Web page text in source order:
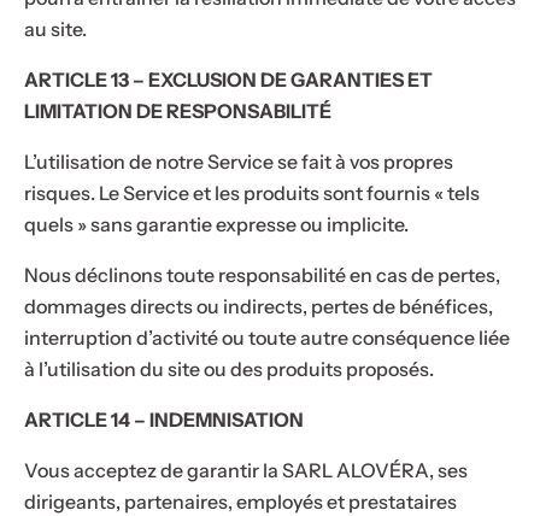
au site.
ARTICLE 13 – EXCLUSION DE GARANTIES ET
LIMITATION DE RESPONSABILITÉ
L’utilisation de notre Service se fait à vos propres
risques. Le Service et les produits sont fournis « tels
quels » sans garantie expresse ou implicite.
Nous déclinons toute responsabilité en cas de pertes,
dommages directs ou indirects, pertes de bénéfices,
interruption d’activité ou toute autre conséquence liée
à l’utilisation du site ou des produits proposés.
ARTICLE 14 – INDEMNISATION
Vous acceptez de garantir la SARL ALOVÉRA, ses
dirigeants, partenaires, employés et prestataires